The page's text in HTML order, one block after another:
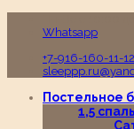
Whatsapp
+7-916-160-11-12
Постельное
1,5